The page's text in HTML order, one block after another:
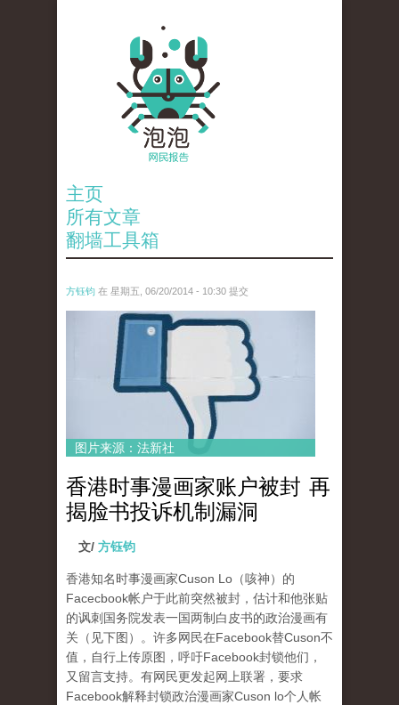
主页
所有文章
翻墙工具箱
方钰钧 在 星期五, 06/20/2014 - 10:30 提交
anp-19034235.jpg
图片来源：法新社
香港时事漫画家账户被封 再
揭脸书投诉机制漏洞
文/ 方钰钧
香港知名时事漫画家Cuson Lo（咳神）的
Facecbook帐户于此前突然被封，估计和他张贴
的讽刺国务院发表一国两制白皮书的政治漫画有
关（见下图）。许多网民在Facebook替Cuson不
值，自行上传原图，呼吁Facebook封锁他们，
又留言支持。有网民更发起网上联署，要求
Facebook解释封锁政治漫画家Cuson lo个人帐